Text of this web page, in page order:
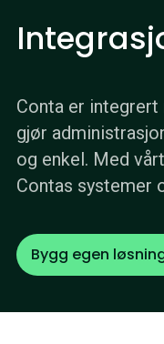
Conta er
gjør
og enkel. Med
Contas systemer
Bygg egen